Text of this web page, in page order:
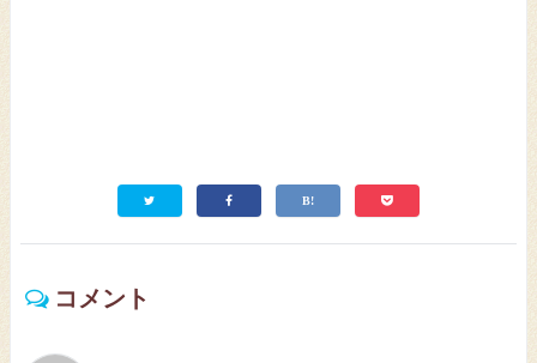
コメント